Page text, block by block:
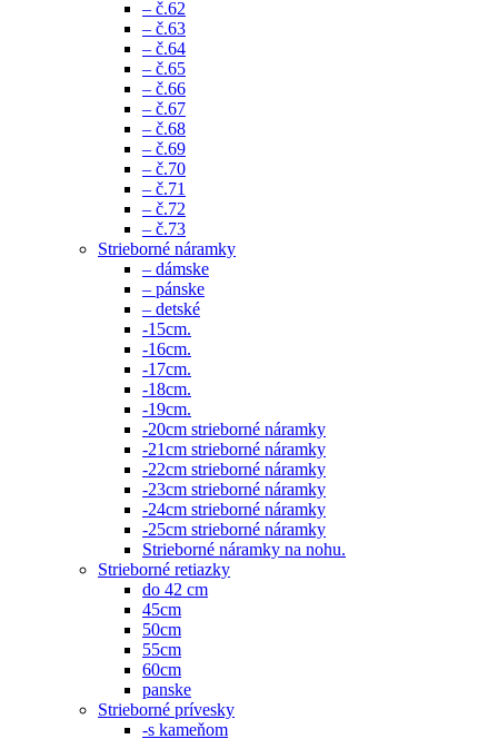
– č.62
– č.63
– č.64
– č.65
– č.66
– č.67
– č.68
– č.69
– č.70
– č.71
– č.72
– č.73
Strieborné náramky
– dámske
– pánske
– detské
-15cm.
-16cm.
-17cm.
-18cm.
-19cm.
-20cm strieborné náramky
-21cm strieborné náramky
-22cm strieborné náramky
-23cm strieborné náramky
-24cm strieborné náramky
-25cm strieborné náramky
Strieborné náramky na nohu.
Strieborné retiazky
do 42 cm
45cm
50cm
55cm
60cm
panske
Strieborné prívesky
-s kameňom